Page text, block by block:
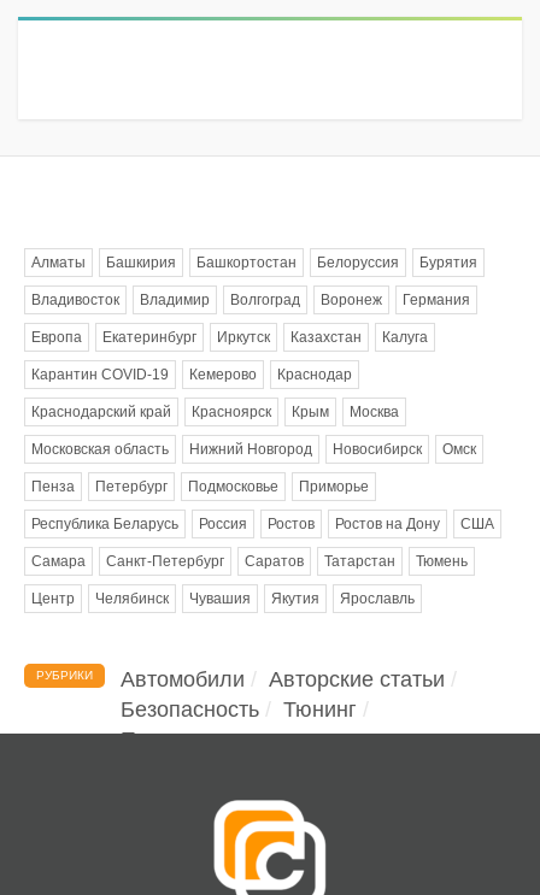
Алматы Башкирия Башкортостан Белоруссия Бурятия
Владивосток Владимир Волгоград Воронеж Германия
Европа Екатеринбург Иркутск Казахстан Калуга
Карантин COVID-19 Кемерово Краснодар
Краснодарский край Красноярск Крым Москва
Московская область Нижний Новгород Новосибирск Омск
Пенза Петербург Подмосковье Приморье
Республика Беларусь Россия Ростов Ростов на Дону США
Самара Санкт-Петербург Саратов Татарстан Тюмень
Центр Челябинск Чувашия Якутия Ярославль
РУБРИКИ Автомобили
Авторские статьи
Безопасность
Тюнинг
Помощь водителю